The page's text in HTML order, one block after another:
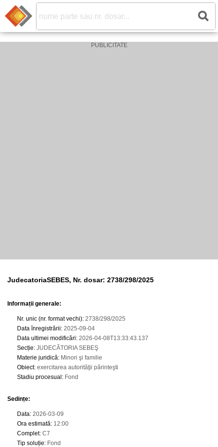
JudecatoriaSEBES, Nr. dosar: 2738/298/2025
Informații generale:
Nr. unic (nr. format vechi): 2738/298/2025
Data înregistrării: 2025-09-04
Data ultimei modificări: 2026-04-08T13:33:43.137
Secție: JUDECĂTORIA SEBEŞ
Materie juridică: Minori şi familie
Obiect: exercitarea autorităţii părinteşti
Stadiu procesual : Fond
Sedințe:
Data: 2026-03-09
Ora estimată: 12:00
Complet: C7
Tip soluție: Fond